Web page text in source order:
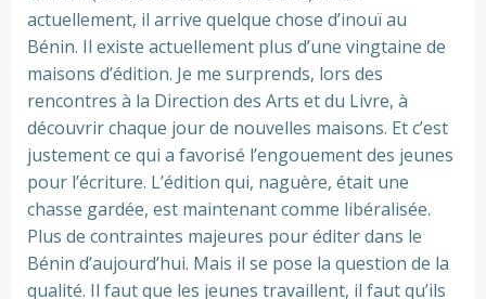
actuellement, il arrive quelque chose d’inouï au
Bénin. Il existe actuellement plus d’une vingtaine de
maisons d’édition. Je me surprends, lors des
rencontres à la Direction des Arts et du Livre, à
découvrir chaque jour de nouvelles maisons. Et c’est
justement ce qui a favorisé l’engouement des jeunes
pour l’écriture. L’édition qui, naguère, était une
chasse gardée, est maintenant comme libéralisée.
Plus de contraintes majeures pour éditer dans le
Bénin d’aujourd’hui. Mais il se pose la question de la
qualité. Il faut que les jeunes travaillent, il faut qu’ils